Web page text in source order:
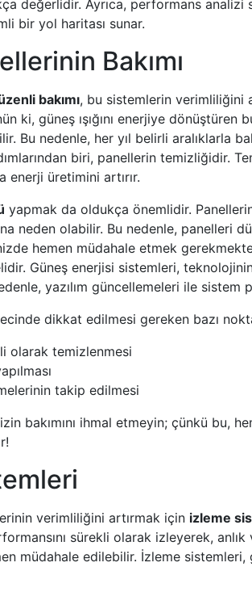
değerlidir. Ayrıca, performans analizi
bir yol haritası sunar.
Bakımı
bakımı, bu sistemlerin verimliliğini
ki, güneş ışığını enerjiye
Bu nedenle, her yıl belirli aralıklarla
biri, panellerin temizliğidir.
üretimini artırır.
yapmak da oldukça önemlidir.
neden olabilir. Bu nedenle, panelleri
hemen müdahale etmek
Güneş enerjisi sistemleri,
yazılım güncellemeleri ile sistem
dikkat edilmesi gereken bazı
olarak temizlenmesi
takip edilmesi
bakımını ihmal etmeyin; çünkü bu,
verimliliğini artırmak için izleme
sürekli olarak izleyerek,
müdahale edilebilir. İzleme